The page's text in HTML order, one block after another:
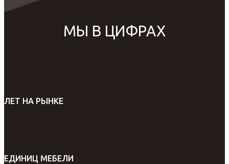
МЫ В ЦИФРАХ
ЛЕТ НА РЫНКЕ
ЕДИНИЦ МЕБЕЛИ